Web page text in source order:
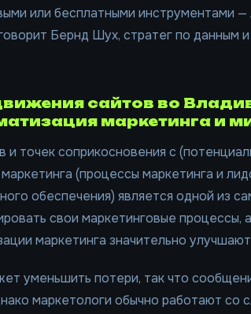
или бесплатными инструментами —
Бернд Шух, стратег по данным
сайтов во
маркетинга и
и точек соприкосновения с
(процессы маркетинга и
обеспечения) является одной из
свои маркетинговые процессы,
маркетинга значительно
уменьшить потери, так что
маркетологи обычно работают со